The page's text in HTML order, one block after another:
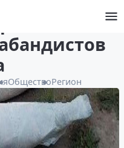
ОбществоРегион